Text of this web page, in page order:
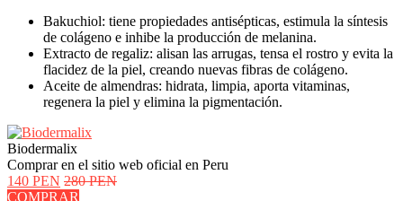
Bakuchiol: tiene propiedades antisépticas, estimula la síntesis
de colágeno e inhibe la producción de melanina.
Extracto de regaliz: alisan las arrugas, tensa el rostro y evita la
flacidez de la piel, creando nuevas fibras de colágeno.
Aceite de almendras: hidrata, limpia, aporta vitaminas,
regenera la piel y elimina la pigmentación.
Biodermalix
Comprar en el sitio web oficial en Peru
140 PEN 280 PEN
COMPRAR